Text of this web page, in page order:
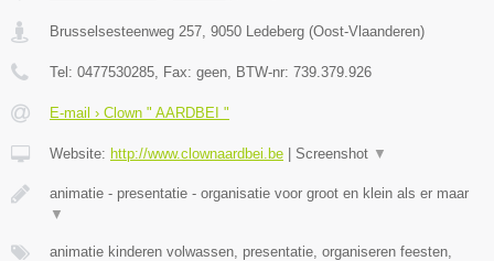
Brusselsesteenweg 257 9050 Ledeberg (Oost-Vlaanderen)
Tel: 0477530285 , Fax: geen , BTW-nr: 739.379.926
E-mail › Clown " AARDBEI "
Website: http://www.clownaardbei.be | Screenshot ▼
animatie - presentatie - organisatie voor groot en klein als er maar
▼
animatie kinderen volwassen, presentatie, organiseren feesten,